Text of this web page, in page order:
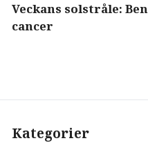
Veckans solstråle:
cancer
Kategorier